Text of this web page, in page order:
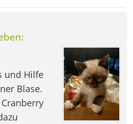
und Hilfe
Blase.